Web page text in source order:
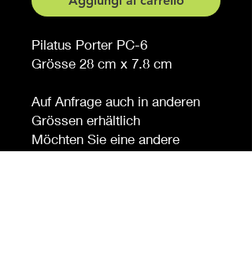
Pilatus Porter PC-6
Grösse 28 cm x 7.8 cm
Auf Anfrage auch in anderen
Grössen erhältlich
Möchten Sie eine andere